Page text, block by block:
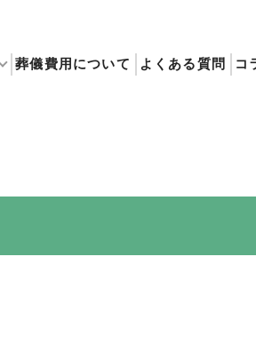
葬儀費用について よくある質問 コ